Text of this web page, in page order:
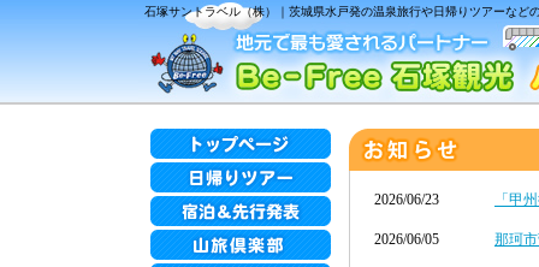
石塚サントラベル（株）｜茨城県水戸発の温泉旅行や日帰りツアーなど
2026/06/23 「甲
2026/06/05 那珂